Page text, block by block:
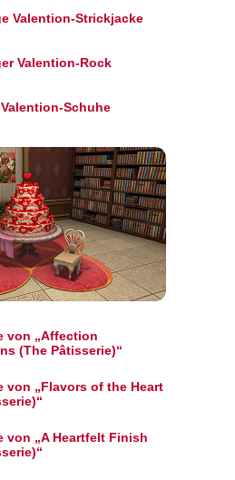
Valention-Strickjacke
Valention-Rock
Schuhe
von „Affection
(The Pâtisserie)“
von „Flavors of the Heart
von „A Heartfelt Finish